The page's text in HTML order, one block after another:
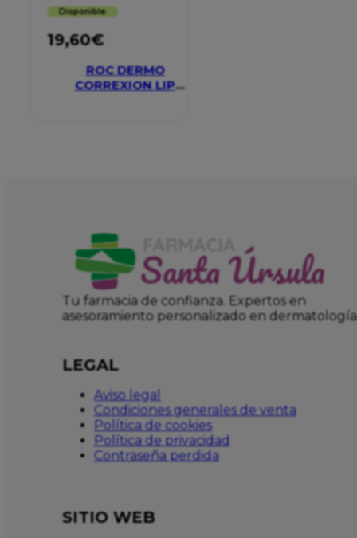
Disponible
19,60€
ROC DERMO
CORREXION LIP
Tu farmacia de confianza. Expertos en
asesoramiento personalizado en dermatología
LEGAL
Aviso legal
Condiciones generales de venta
Política de cookies
Política de privacidad
Contraseña perdida
SITIO WEB